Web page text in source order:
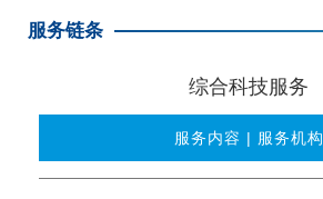
服务链条
综合科技服务
服务内容 | 服务机构